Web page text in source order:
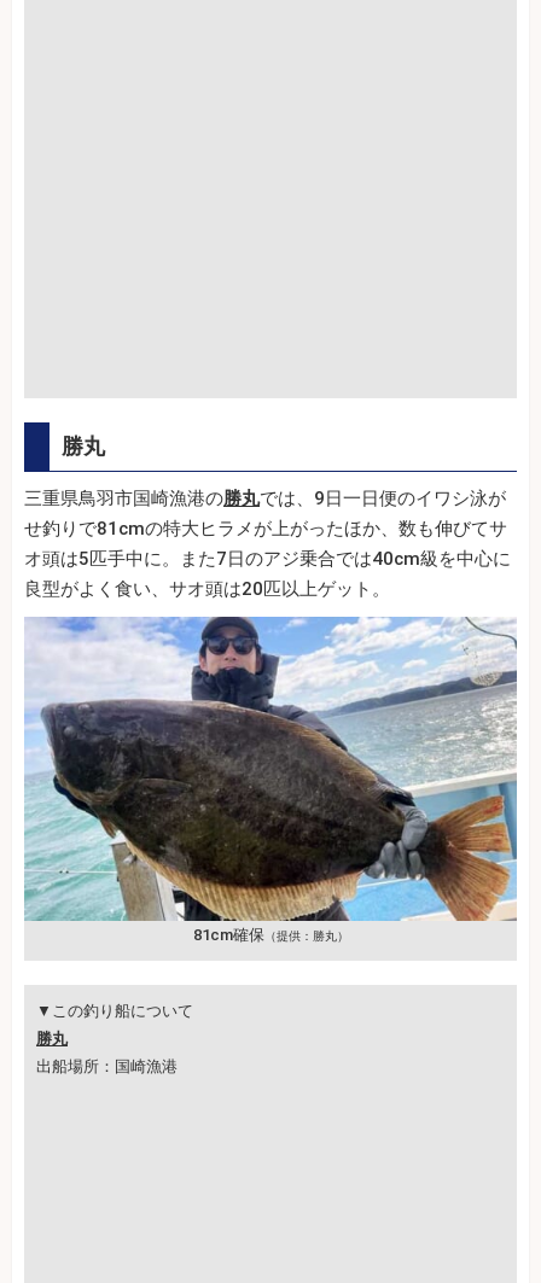
勝丸
三重県鳥羽市国崎漁港の勝丸では、9日一日便のイワシ泳が
せ釣りで81cmの特大ヒラメが上がったほか、数も伸びてサ
オ頭は5匹手中に。また7日のアジ乗合では40cm級を中心に
良型がよく食い、サオ頭は20匹以上ゲット。
81cm確保 （提供：勝丸）
▼この釣り船について
勝丸
出船場所：国崎漁港